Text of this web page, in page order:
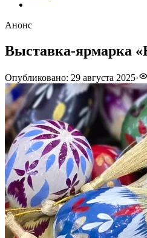
Анонс
Выставка-ярмарка
Опубликовано: 29 августа 2025·